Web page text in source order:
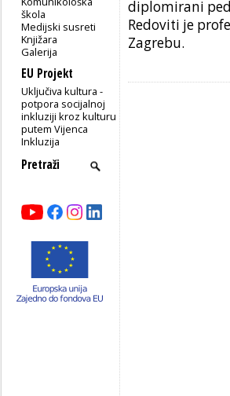
škola
Medijski susreti
Knjižara
Galerija
EU Projekt
Uključiva kultura -
potpora socijalnoj
inkluziji kroz kulturu
putem Vijenca
Inkluzija
diplomirani
Redoviti je
Zagrebu.